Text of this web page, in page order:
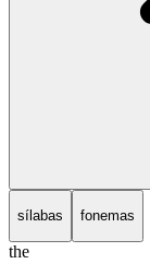
sílabas fonemas
the